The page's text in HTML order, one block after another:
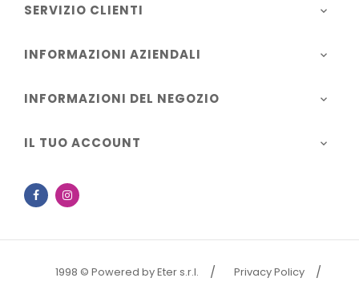
SERVIZIO CLIENTI 
INFORMAZIONI AZIENDALI 
INFORMAZIONI DEL NEGOZIO 
IL TUO ACCOUNT 
Facebook
1998 © Powered by Eter s.r.l.
Privacy Policy